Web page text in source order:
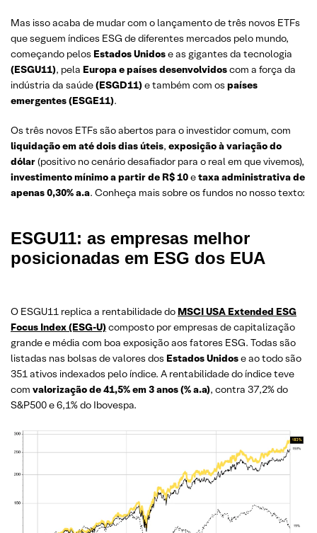
Mas isso acaba de mudar com o lançamento de três novos ETFs
que seguem índices ESG de diferentes mercados pelo mundo,
começando pelos Estados Unidose as gigantes da tecnologia
(ESGU11), pela Europa e países desenvolvidoscom a força da
indústria da saúde(ESGD11)e também com os países
emergentes(ESGE11).
Os três novos ETFs são abertos para o investidor comum, com
liquidação em até dois dias úteis, exposição à variação do
dólar(positivo no cenário desafiador para o real em que vivemos),
investimento mínimo a partir de R$ 10etaxa administrativa de
apenas 0,30% a.a. Conheça mais sobre os fundos no nosso texto:
ESGU11: as empresas melhor
posicionadas em ESG dos EUA
O ESGU11 replica a rentabilidade do MSCI USA Extended ESG
Focus Index (ESG-U)composto por empresas de capitalização
grande e média com boa exposição aos fatores ESG. Todas são
listadas nas bolsas de valores dos Estados Unidose ao todo são
351 ativos indexados pelo índice. A rentabilidade do índice teve
com valorização de 41,5% em 3 anos (% a.a), contra 37,2% do
S&P500 e 6,1% do Ibovespa.